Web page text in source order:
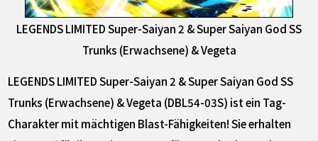
LEGENDS LIMITED Super-Saiyan 2 & Super Saiyan God SS
Trunks (Erwachsene) & Vegeta
LEGENDS LIMITED Super-Saiyan 2 & Super Saiyan God SS
Trunks (Erwachsene) & Vegeta (DBL54-03S) ist ein Tag-
Charakter mit mächtigen Blast-Fähigkeiten! Sie erhalten